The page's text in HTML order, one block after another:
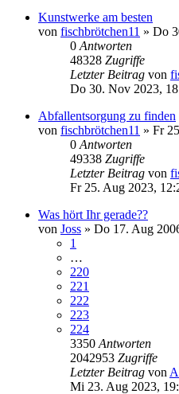
Kunstwerke am besten
von fischbrötchen11 » Do
0 Antworten
48328 Zugriffe
Letzter Beitrag von
Do 30. Nov 2023,
Abfallentsorgung zu finden
von fischbrötchen11 » Fr
0 Antworten
49338 Zugriffe
Letzter Beitrag von
Fr 25. Aug 2023,
Was hört Ihr gerade??
von Joss » Do 17. Aug
1
…
220
221
222
223
224
3350 Antworten
2042953 Zugriffe
Letzter Beitrag von
Mi 23. Aug 2023,